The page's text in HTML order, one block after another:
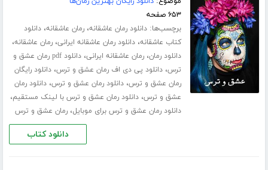
۶۵۳ صفحه
برچسب‌ها:دانلود رمان عاشقانه،رمان عاشقانه،دانلود
کتاب عاشقانه،دانلود رمان عاشقانه ایرانی،رمان عاشقانه،
دانلود رمان،رمان عاشقانه ایرانی،
دانلود pdf رمان عشق و
ترس،دانلود پی دی اف رمان عشق و ترس،دانلود رایگان
رمان عشق و ترس،دانلود رمان عشق و ترس،دانلود رمان
عشق و ترس،دانلود رمان عشق و ترس با لینک مستقیم،
دانلود رمان عشق و ترس برای موبایل،رمان عشق و ترس
دانلود کتاب